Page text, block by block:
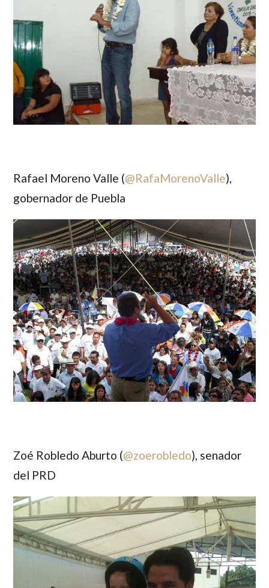
Rafael Moreno Valle (@RafaMorenoValle),
gobernador de Puebla
Zoé Robledo Aburto (@zoerobledo), senador
del PRD